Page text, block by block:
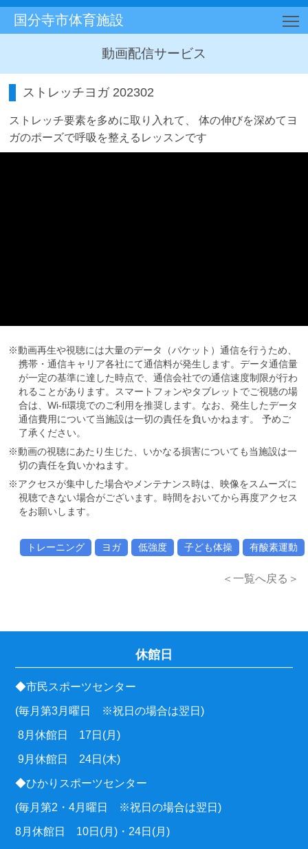
国分寺市体育施設
動画配信サービス
ストレッチヨガ 202302
ストレッチ要素を多めに取り入れて、 体の伸びを深めてヨ
ガのポーズで呼吸を整えるレッスンです
※動画再生や視聴には大量のデータ（パケット）通信を行うため、
携帯・通信キャリア各社にて通信料が発生します。データ通信量
が一定の基準に達した時点で、通信会社での通信速度制限が行わ
れることがあります。スマートフォンやタブレットでご視聴の場
合は、Wi-fi環境でのご利用を推奨します。なお、発生したデータ
通信費用について当施設は一切の責任を負いかねます。 予めご
了承ください。
※動画の視聴にあたり生じた、いかなる損害についても当施設は一
切の責任を負いかねます。
※アクセスが集中した場合やメンテナンス時は、映像をスムーズに
視聴できない場合がございます。時間をおいてから再度アクセス
をお願いします。
トレーニング ヨガ 低強度 子ども体操 有酸素運動
＜一覧へ戻る＞
休館日
◆市民スポーツセンター
(毎月第3月曜日 ※祝日の場合は翌日)
8月休館日 17日(月)
9月休館日 24日(木)
◆ひかりスポーツセンター
(毎月第2・4月曜日 ※祝日の場合は翌日)
8月休館日 10日(月)・24日(月)